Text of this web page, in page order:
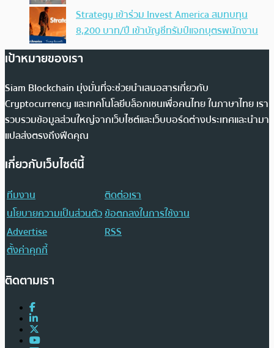
Strategy เข้าร่วม Invest America สมทบทุน
8,200 บาท/ปี เข้าบัญชีทรัมป์แจกบุตรพนักงาน
เป้าหมายของเรา
Siam Blockchain มุ่งมั่นที่จะช่วยนำเสนอสารเกี่ยวกับ
Cryptocurrency และเทคโนโลยีบล็อกเชนเพื่อคนไทย ในภาษาไทย เรา
รวบรวมข้อมูลส่วนใหญ่จากเว็บไซต์และเว็บบอร์ดต่างประเทศและนำมา
แปลส่งตรงถึงฟีดคุณ
เกี่ยวกับเว็บไซต์นี้
ทีมงาน
ติดต่อเรา
นโยบายความเป็นส่วนตัวข้อตกลงในการใช้งาน
Advertise
RSS
ตั้งค่าคุกกี้
ติดตามเรา